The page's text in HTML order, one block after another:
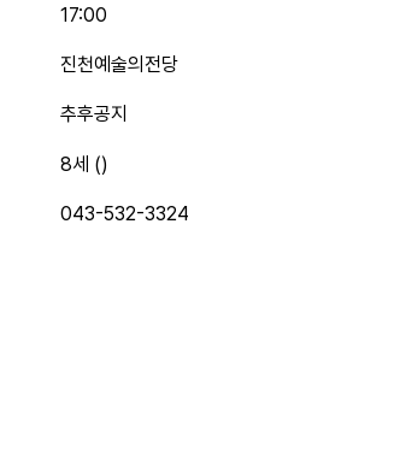
17:00
진천예술의전당
추후공지
8세 ()
043-532-3324